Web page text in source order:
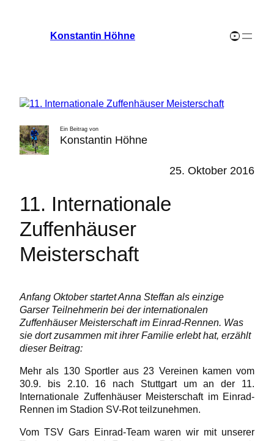
Konstantin Höhne YouTube-Channel
Ein Beitrag von
Konstantin Höhne
25. Oktober 2016
11. Internationale
Zuffenhäuser
Meisterschaft
Anfang Oktober startet Anna Steffan als einzige
Garser Teilnehmerin bei der internationalen
Zuffenhäuser Meisterschaft im Einrad-Rennen. Was
sie dort zusammen mit ihrer Familie erlebt hat, erzählt
dieser Beitrag:
Mehr als 130 Sportler aus 23 Vereinen kamen vom
30.9. bis 2.10. 16 nach Stuttgart um an der 11.
Internationale Zuffenhäuser Meisterschaft im Einrad-
Rennen im Stadion SV-Rot teilzunehmen.
Vom TSV Gars Einrad-Team waren wir mit unserer